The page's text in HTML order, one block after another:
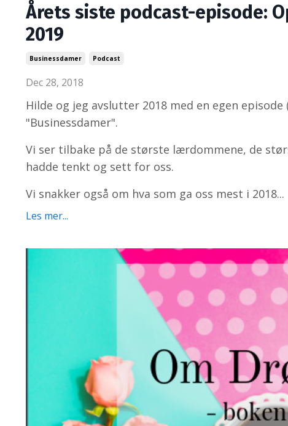
Årets siste podcast-episode:
2019
Businessdamer Podcast
Dec 28, 2018
Hilde og jeg avslutter 2018 med en egen
"Businessdamer".
Vi ser tilbake på de største lærdommene, de
hadde tenkt og sett for oss.
Vi snakker også om hva som ga oss mest i 2018...
Les mer...